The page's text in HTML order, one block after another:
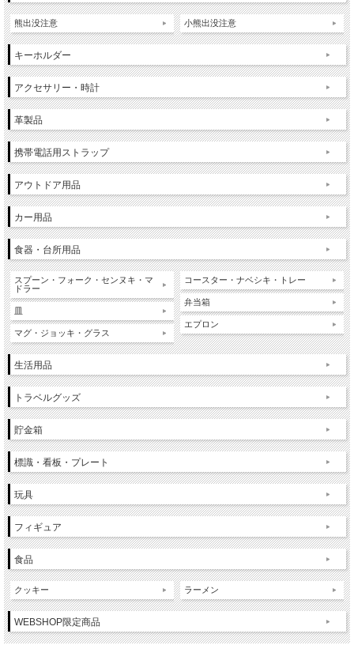
熊出没注意 小熊出没注意
キーホルダー
アクセサリー・時計
革製品
携帯電話用ストラップ
アウトドア用品
カー用品
食器・台所用品
スプーン・フォーク・センヌキ・マ
ドラー
マグ・ジョッキ・グラス
コースター・ナベシキ・トレー
弁当箱
エプロン
生活用品
トラベルグッズ
貯金箱
標識・看板・プレート
玩具
フィギュア
食品
クッキー ラーメン
WEBSHOP限定商品